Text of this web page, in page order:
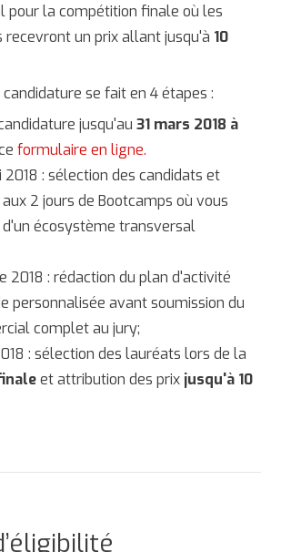
pour la compétition finale où les
recevront un prix allant jusqu'à 10
se fait en 4 étapes :
jusqu'au 31mars 2018 à
formulaire en ligne.
2018 : sélection des candidats et
2 jours de Bootcamps où vous
écosystème transversal
2018 : rédaction du plan d'activité
personnalisée avant soumission du
complet au jury;
: sélection des lauréats lors de la
et attribution des prix jusqu'à 10